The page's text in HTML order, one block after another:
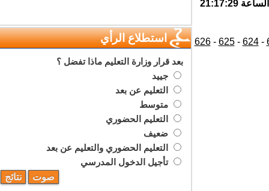
624
-
625
-
626 استطلاع الرأي
بعد قرار وزارة التعليم ماذا تفضل ؟
جييد
التعليم عن بعد
متوسط
التعليم الحضوري
ضعيف
التعليم الحضوري والتعليم عن بعد
تأجيل الدخول المدرسي